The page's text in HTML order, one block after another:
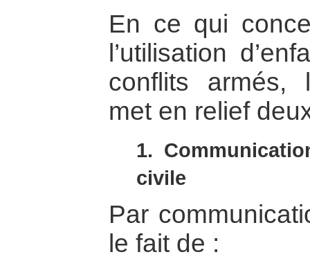
En ce qui
l’utilisation
conflits armés,
met en relief
1.
civile
Par
le fait de :